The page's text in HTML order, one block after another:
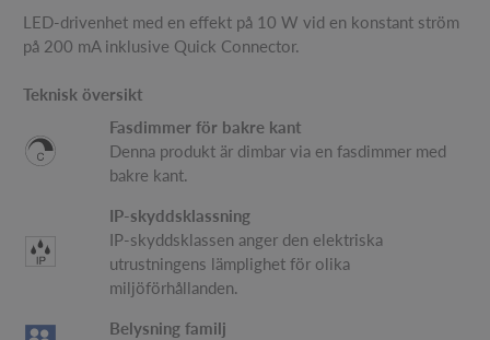
LED-drivenhet med en effekt på 10 W vid en konstant ström
på 200 mA inklusive Quick Connector.
Teknisk översikt
Fasdimmer för bakre kant
Denna produkt är dimbar via en fasdimmer med
bakre kant.
IP-skyddsklassning
IP-skyddsklassen anger den elektriska
utrustningens lämplighet för olika
miljöförhållanden.
Belysning familj